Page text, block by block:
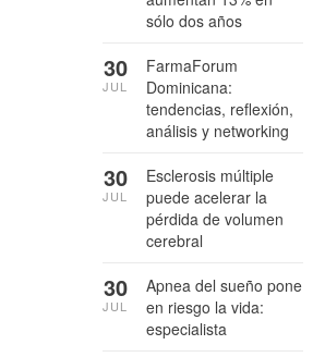
sólo dos años
FarmaForum
Dominicana:
tendencias, reflexión,
análisis y networking
30
JUL
Esclerosis múltiple
puede acelerar la
pérdida de volumen
cerebral
30
JUL
Apnea del sueño pone
en riesgo la vida:
especialista
30
JUL